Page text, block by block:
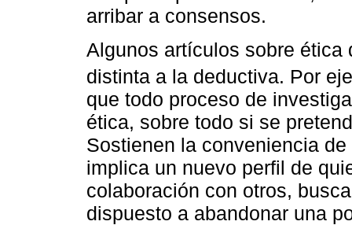
arribar a consensos.
Algunos artículos sobre
distinta a la deductiva. Por
que todo proceso de
ética, sobre todo si se
Sostienen la conveniencia
implica un nuevo perfil de
colaboración con otros,
dispuesto a abandonar una